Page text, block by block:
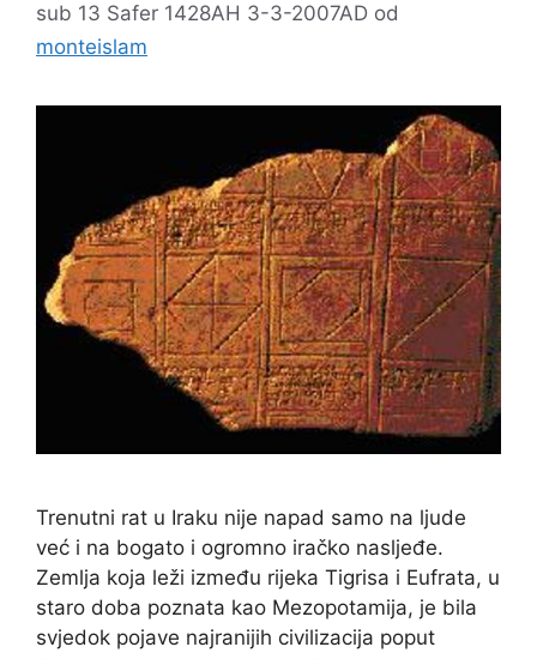
sub 13 Safer 1428AH 3-3-2007AD od
monteislam
Trenutni rat u Iraku nije napad samo na ljude
već i na bogato i ogromno iračko nasljeđe.
Zemlja koja leži između rijeka Tigrisa i Eufrata, u
staro doba poznata kao Mezopotamija, je bila
svjedok pojave najranijih civilizacija poput